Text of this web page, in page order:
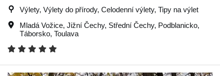
Výlety, Výlety do přírody, Celodenní výlety, Tipy na výlet
Mladá Vožice, Jižní Čechy, Střední Čechy, Podblanicko,
Táborsko, Toulava